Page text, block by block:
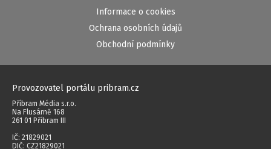
Informace o cookies
Ochrana osobních údajů
Obchodní podmínky
Provozovatel portálu pribram.cz
Příbram Média s.r.o.
Na Flusárně 168
261 01 Příbram III
IČ: 21829021
DIČ: CZ21829021